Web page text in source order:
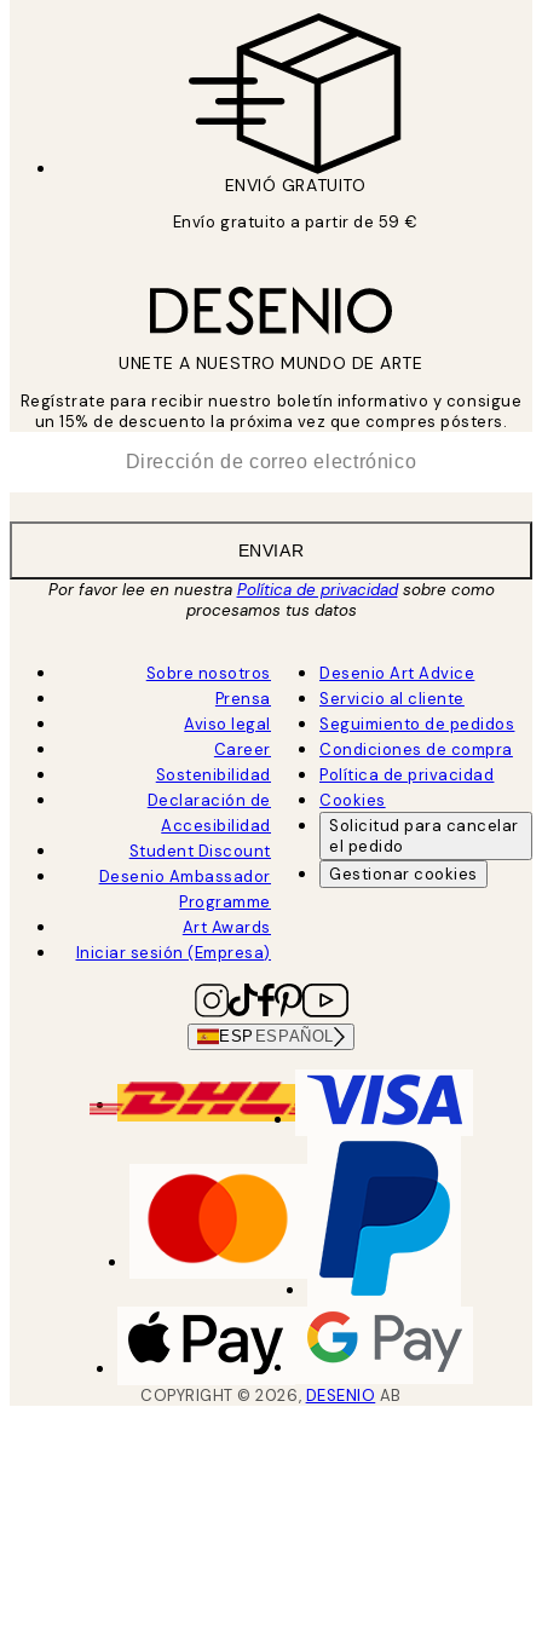
ENVIÓ GRATUITO
Envío gratuito a partir de 59 €
UNETE A NUESTRO MUNDO DE ARTE
Regístrate para recibir nuestro boletín informativo y consigue
un 15% de descuento la próxima vez que compres pósters.
ENVIAR
Por favor lee en nuestra Política de privacidadsobre como
procesamos tus datos
Sobre nosotros
Prensa
Aviso legal
Career
Sostenibilidad
Declaración de
Accesibilidad
Student Discount
Desenio Ambassador
Programme
Art Awards
Iniciar sesión (Empresa)
Desenio Art Advice
Servicio al cliente
Seguimiento de pedidos
Condiciones de compra
Política de privacidad
Cookies
Solicitud para cancelar
el pedido
Gestionar cookies
ESP ESPAÑOL
COPYRIGHT ©2026, DESENIO AB